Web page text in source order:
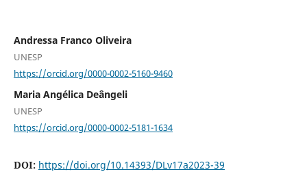
Andressa Franco Oliveira
UNESP
https://orcid.org/0000-0002-5160-9460
Maria Angélica Deângeli
UNESP
https://orcid.org/0000-0002-5181-1634
DOI: https://doi.org/10.14393/DLv17a2023-39